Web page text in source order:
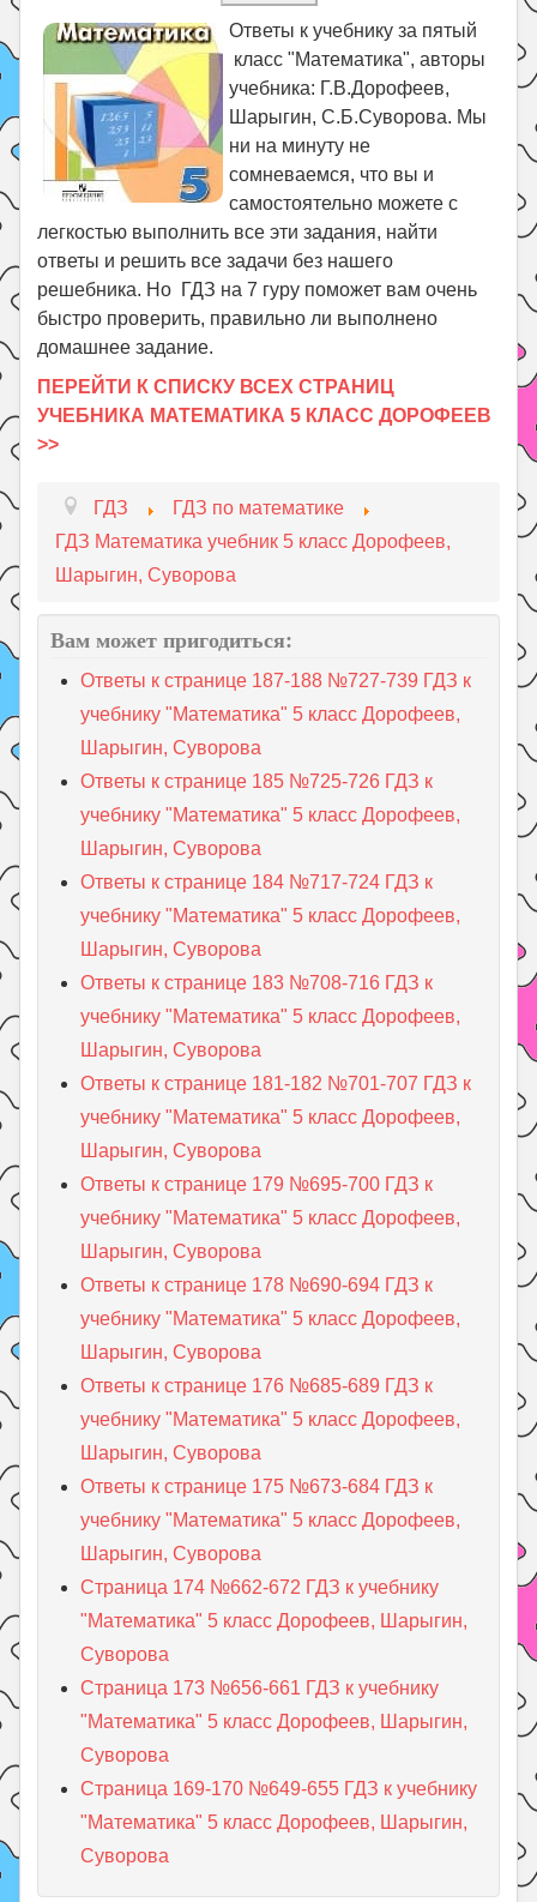
Ответы к учебнику за пятый
класс "Математика", авторы
учебника: Г.В.Дорофеев,
Шарыгин, С.Б.Суворова. Мы
ни на минуту не
сомневаемся, что вы и
самостоятельно можете с
легкостью выполнить все эти задания, найти
ответы и решить все задачи без нашего
решебника. Но ГДЗ на 7 гуру поможет вам очень
быстро проверить, правильно ли выполнено
домашнее задание.
ПЕРЕЙТИ К СПИСКУ ВСЕХ СТРАНИЦ
УЧЕБНИКА МАТЕМАТИКА 5 КЛАСС ДОРОФЕЕВ
>>
ГДЗ
ГДЗ по математике
ГДЗ Математика учебник 5 класс Дорофеев,
Шарыгин, Суворова
Вам может пригодиться:
Ответы к странице 187-188 №727-739 ГДЗ к
учебнику "Математика" 5 класс Дорофеев,
Шарыгин, Суворова
Ответы к странице 185 №725-726 ГДЗ к
учебнику "Математика" 5 класс Дорофеев,
Шарыгин, Суворова
Ответы к странице 184 №717-724 ГДЗ к
учебнику "Математика" 5 класс Дорофеев,
Шарыгин, Суворова
Ответы к странице 183 №708-716 ГДЗ к
учебнику "Математика" 5 класс Дорофеев,
Шарыгин, Суворова
Ответы к странице 181-182 №701-707 ГДЗ к
учебнику "Математика" 5 класс Дорофеев,
Шарыгин, Суворова
Ответы к странице 179 №695-700 ГДЗ к
учебнику "Математика" 5 класс Дорофеев,
Шарыгин, Суворова
Ответы к странице 178 №690-694 ГДЗ к
учебнику "Математика" 5 класс Дорофеев,
Шарыгин, Суворова
Ответы к странице 176 №685-689 ГДЗ к
учебнику "Математика" 5 класс Дорофеев,
Шарыгин, Суворова
Ответы к странице 175 №673-684 ГДЗ к
учебнику "Математика" 5 класс Дорофеев,
Шарыгин, Суворова
Страница 174 №662-672 ГДЗ к учебнику
"Математика" 5 класс Дорофеев, Шарыгин,
Суворова
Страница 173 №656-661 ГДЗ к учебнику
"Математика" 5 класс Дорофеев, Шарыгин,
Суворова
Страница 169-170 №649-655 ГДЗ к учебнику
"Математика" 5 класс Дорофеев, Шарыгин,
Суворова